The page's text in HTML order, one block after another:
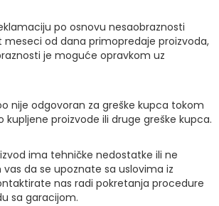
po osnovu nesaobraznosti
meseci od dana primopredaje proizvoda,
je moguće opravkom uz
nije odgovoran za greške kupca tokom
kupljene proizvode ili druge greške kupca.
ima tehničke nedostatke ili ne
da se upoznate sa uslovima iz
nas radi pokretanja procedure
sa garacijom.